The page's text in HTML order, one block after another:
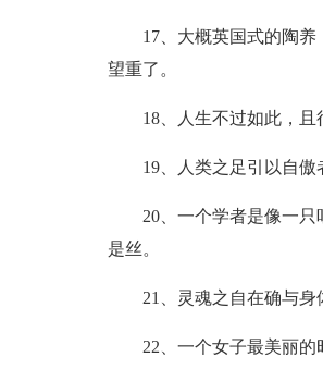
17、大概英国式的陶
望重了。
18、人生不过如此，
19、人类之足引以自
20、一个学者是像一
是丝。
21、灵魂之自在确与身
22、一个女子最美丽的